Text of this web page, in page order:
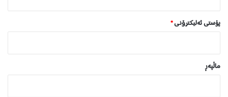
پۆستی ئەلیکترۆنی*
ماڵپه‌ڕ